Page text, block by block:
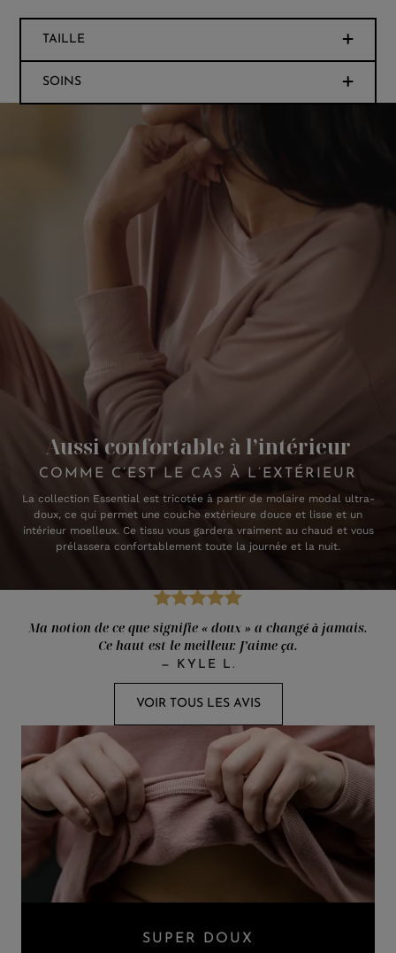
TAILLE
SOINS
Aussi confortable à l’intérieur
COMME C’EST LE CAS À L’EXTÉRIEUR
La collection Essential est tricotée à partir de molaire modal ultra-
doux, ce qui permet une couche extérieure douce et lisse et un
intérieur moelleux. Ce tissu vous gardera vraiment au chaud et vous
prélassera confortablement toute la journée et la nuit.
Ma notion de ce que signifie « doux » a changé à jamais.
Ce haut est le meilleur. J’aime ça.
— KYLE L.
VOIR TOUS LES AVIS
SUPER DOUX